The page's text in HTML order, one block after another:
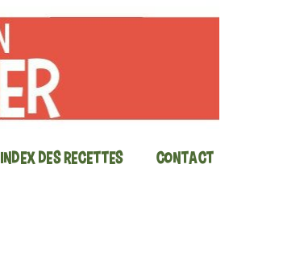
Index des recettes Contact